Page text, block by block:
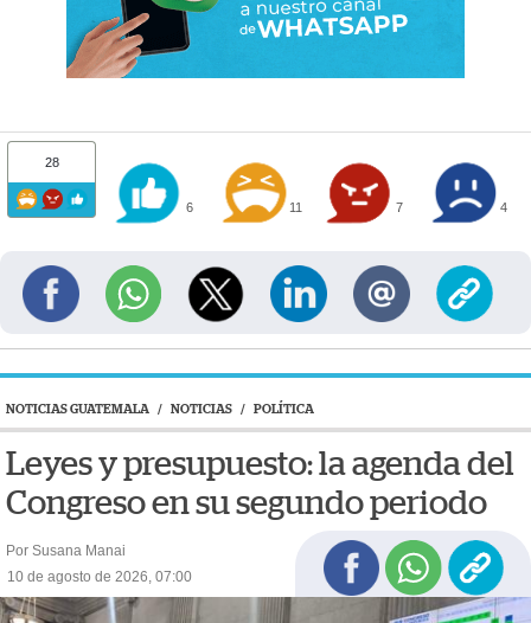
28
6 11 7 4
NOTICIAS GUATEMALA / NOTICIAS / POLÍTICA
Leyes y presupuesto: la agenda del
Congreso en su segundo periodo
Por Susana Manai
10 de agosto de 2026, 07:00